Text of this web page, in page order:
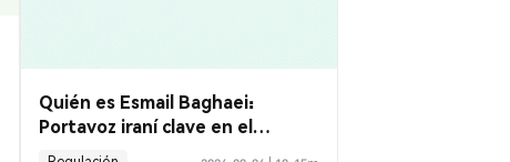
Quién es Esmail Baghaei:
Portavoz iraní clave en el
acuerdo de Hormuz